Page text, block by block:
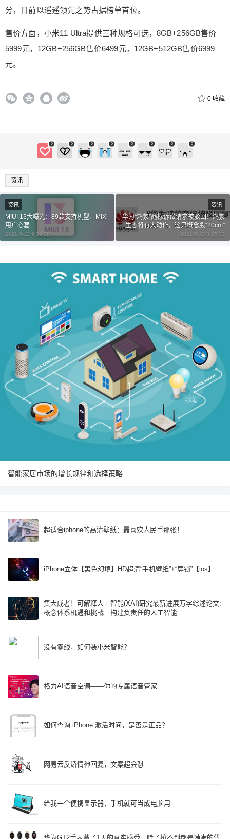
分，目前以遥遥领先之势占据榜单首位。
售价方面，小米11 Ultra提供三种规格可选，8GB+256GB售价
5999元，12GB+256GB售价6499元，12GB+512GB售价6999
元。
0 收藏
0 0 0 0 0 0 0 0
资讯
2 元 5 元 10 元
20 元 50 自定义
立刻支付
付费内容
立刻支付
资讯
MIUI 13大曝光：89款支持机型、MIX
用户心塞
2021-5-12 9:09:08
资讯
华为“鸿蒙”商标诉讼请求被驳回！鸿蒙
生态将有大动作，这只概念股“20cm”
涨停
2021-5-13 8:25:02
智能家居市场的增长规律和选择策略
超适合iphone的高清壁纸：最喜欢人民币那张！
iPhone立体【黑色幻境】HD超清“手机壁纸”+“屏锁”【ios】
集大成者！可解释人工智能(XAI)研究最新进展万字综述论文:
概念体系机遇和挑战—构建负责任的人工智能
没有零线，如何装小米智能？
格力AI语音空调——你的专属语音管家
如何查询 iPhone 激活时间，是否是正品？
网易云反矫情神回复，文案超会怼
给我一个便携显示器，手机就可当成电脑用
6位以上
忘记密码？找回